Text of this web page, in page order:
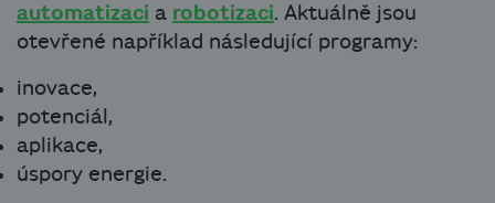
automatizaci a robotizaci. Aktuálně jsou
otevřené například následující programy:
inovace,
potenciál,
aplikace,
úspory energie.